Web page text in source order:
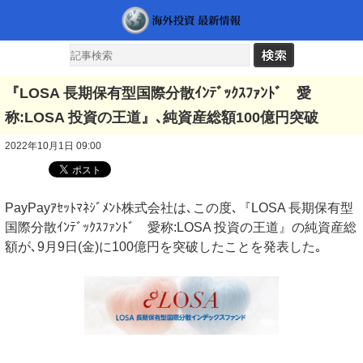
『LOSA 長期保有型国際分散ｲﾝﾃﾞｯｸｽﾌｧﾝﾄﾞ 愛
称:LOSA 投資の王道』､純資産総額100億円突破
2022年10月1日 09:00
PayPayｱｾｯﾄﾏﾈｼﾞﾒﾝﾄ株式会社は､この度､『LOSA 長期保有型
国際分散ｲﾝﾃﾞｯｸｽﾌｧﾝﾄﾞ 愛称:LOSA 投資の王道』の純資産総
額が､9月9日(金)に100億円を突破したことを発表した｡